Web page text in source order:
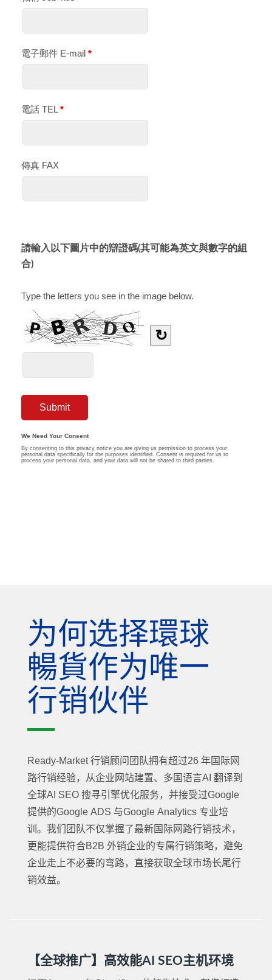
为何选择環球
暢貨作为唯一
行销伙伴
Ready-Market 行销顾问团队拥有超过26 年国际网
路行销经验，从企业网站建置、多国语言AI 翻译到
全球AI SEO 搜寻引擎优化服务，并接受过Google
提供的Google ADS 与Google Analytics 专业培
训。我们团队不仅掌握了最新国际网路行销技术，
更能提供符合B2B 外销企业的专属行销策略，避免
企业走上不必要的弯路，直接获取全球市场长尾行
销效益。
【全球推广】高效能AI SEO主机环境